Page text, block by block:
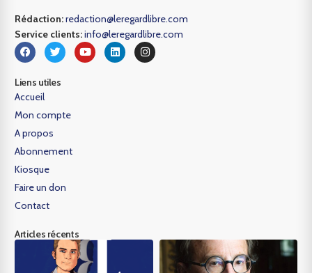
Rédaction:redaction@leregardlibre.com
Service clients:info@leregardlibre.com
Liens utiles
Accueil
Mon compte
A propos
Abonnement
Kiosque
Faire un don
Contact
Articles récents